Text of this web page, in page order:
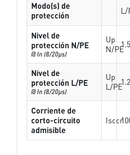
Modo(s) de
protección
L/
Nivel de
protección N/PE
@ In (8/20µs)
Up
N/PE
Nivel de
protección L/PE
@ In (8/20µs)
Up
L/PE
Corriente de
corto-circuito
admisible
Isccr